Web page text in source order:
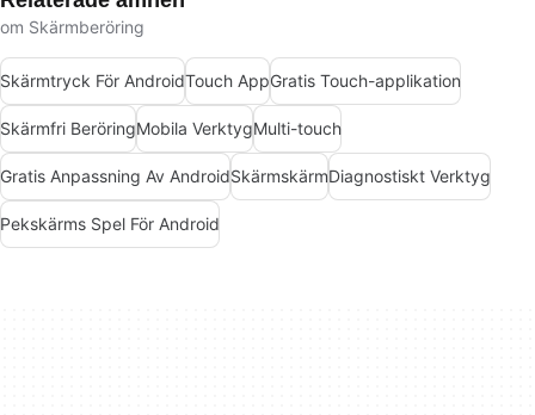
om Skärmberöring
Skärmtryck För AndroidTouch AppGratis Touch-applikation
Skärmfri BeröringMobila VerktygMulti-touch
Gratis Anpassning Av AndroidSkärmskärmDiagnostiskt Verktyg
Pekskärms Spel För Android